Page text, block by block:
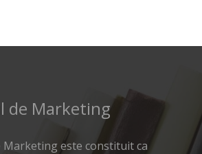
de Marketing
Marketing este constituit ca